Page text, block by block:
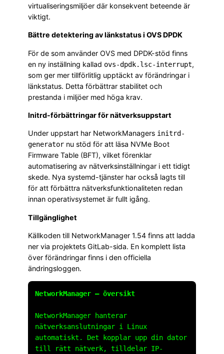
virtualiseringsmiljöer där konsekvent beteende är
viktigt.
Bättre detektering av länkstatus i OVS DPDK
För de som använder OVS med DPDK-stöd finns
en ny inställning kallad ovs-dpdk.lsc-interrupt,
som ger mer tillförlitlig upptäckt av förändringar i
länkstatus. Detta förbättrar stabilitet och
prestanda i miljöer med höga krav.
Initrd-förbättringar för nätverksuppstart
Under uppstart har NetworkManagers initrd-
generator nu stöd för att läsa NVMe Boot
Firmware Table (BFT), vilket förenklar
automatisering av nätverksinställningar i ett tidigt
skede. Nya systemd-tjänster har också lagts till
för att förbättra nätverksfunktionaliteten redan
innan operativsystemet är fullt igång.
Tillgänglighet
Källkoden till NetworkManager 1.54 finns att ladda
ner via projektets GitLab-sida. En komplett lista
över förändringar finns i den officiella
ändringsloggen.
NetworkManager – översikt
NetworkManager hanterar
nätverksanslutningar i Linux
automatiskt. Det kopplar upp din dator
till rätt nätverk, tilldelar IP-